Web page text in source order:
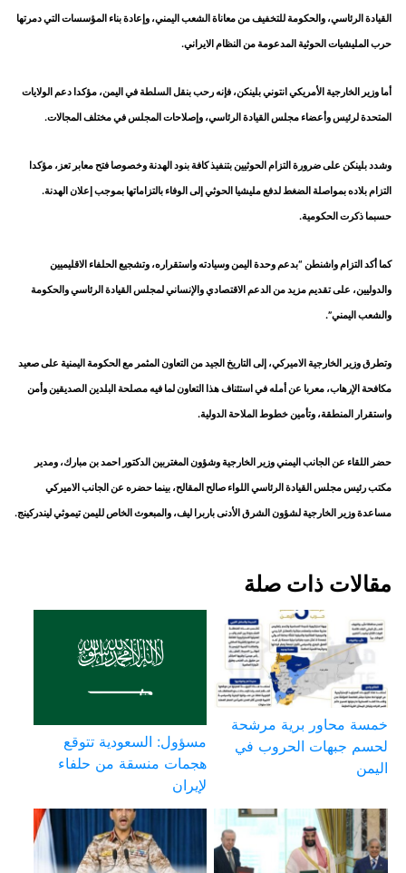
القيادة الرئاسي، والحكومة للتخفيف من معاناة الشعب اليمني، وإعادة بناء المؤسسات التي دمرتها
حرب المليشيات الحوثية المدعومة من النظام الايراني.
أما وزير الخارجية الأمريكي انتوني بلينكن، فإنه رحب بنقل السلطة في اليمن، مؤكدا دعم الولايات
المتحدة لرئيس وأعضاء مجلس القيادة الرئاسي، وإصلاحات المجلس في مختلف المجالات.
وشدد بلينكن على ضرورة التزام الحوثيين بتنفيذ كافة بنود الهدنة وخصوصا فتح معابر تعز، مؤكدا
التزام بلاده بمواصلة الضغط لدفع مليشيا الحوثي إلى الوفاء بالتزاماتها بموجب إعلان الهدنة.
حسبما ذكرت الحكومية.
كما أكد التزام واشنطن “بدعم وحدة اليمن وسيادته واستقراره، وتشجيع الحلفاء الاقليميين
والدوليين، على تقديم مزيد من الدعم الاقتصادي والإنساني لمجلس القيادة الرئاسي والحكومة
والشعب اليمني”.
وتطرق وزير الخارجية الاميركي، إلى التاريخ الجيد من التعاون المثمر مع الحكومة اليمنية على صعيد
مكافحة الإرهاب، معربا عن أمله في استئناف هذا التعاون لما فيه مصلحة البلدين الصديقين وأمن
واستقرار المنطقة، وتأمين خطوط الملاحة الدولية.
حضر اللقاء عن الجانب اليمني وزير الخارجية وشؤون المغتربين الدكتور احمد بن مبارك، ومدير
مكتب رئيس مجلس القيادة الرئاسي اللواء صالح المقالح، بينما حضره عن الجانب الاميركي
مساعدة وزير الخارجية لشؤون الشرق الأدنى باربرا ليف، والمبعوث الخاص لليمن تيموثي ليندركينج.
مقالات ذات صلة
خمسة محاور برية مرشحة
لحسم جبهات الحروب في
اليمن
مسؤول: السعودية تتوقع
هجمات منسقة من حلفاء
لإيران